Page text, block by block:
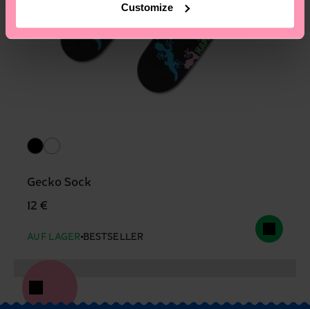
Customize
Gecko Sock
12 €
AUF LAGER BESTSELLER